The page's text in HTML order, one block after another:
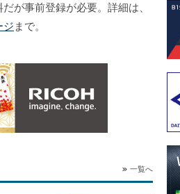
が事前登録が必要。詳細は、
ジ まで。
一覧へ